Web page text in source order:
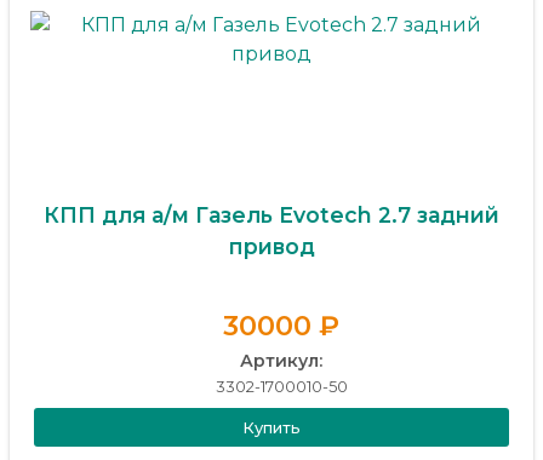
КПП для а/м Газель Evotech 2.7 задний
привод
30000 ₽
Артикул:
3302-1700010-50
Купить